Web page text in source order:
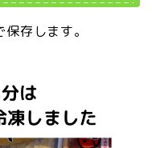
存します。